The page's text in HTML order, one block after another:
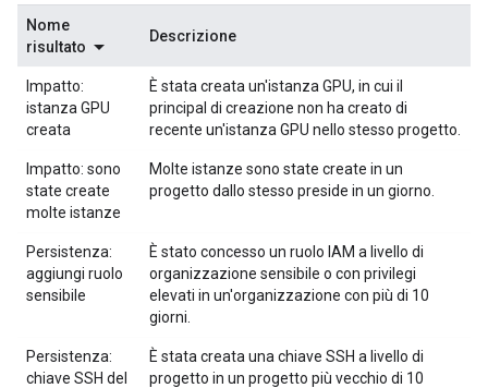
Nome
risultato
Descrizione
Impatto:
istanza GPU
creata
È stata creata un'istanza GPU, in cui il
principal di creazione non ha creato di
recente un'istanza GPU nello stesso progetto.
Impatto: sono
state create
molte istanze
Molte istanze sono state create in un
progetto dallo stesso preside in un giorno.
Persistenza:
aggiungi ruolo
sensibile
È stato concesso un ruolo IAM a livello di
organizzazione sensibile o con privilegi
elevati in un'organizzazione con più di 10
giorni.
Persistenza:
chiave SSH del
È stata creata una chiave SSH a livello di
progetto in un progetto più vecchio di 10